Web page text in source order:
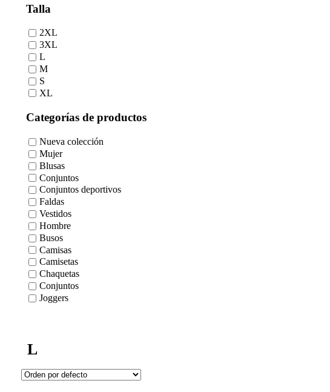
Talla
2XL
3XL
L
M
S
XL
Categorías de productos
Nueva colección
Mujer
Blusas
Conjuntos
Conjuntos deportivos
Faldas
Vestidos
Hombre
Busos
Camisas
Camisetas
Chaquetas
Conjuntos
Joggers
L